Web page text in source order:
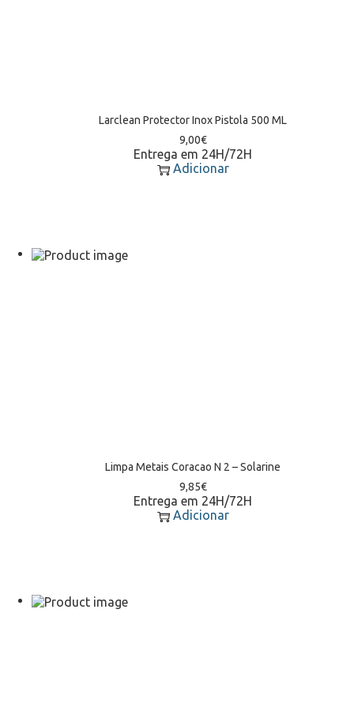
Larclean Protector Inox Pistola 500 ML
9,00€
Entrega em 24H/72H
Adicionar
Limpa Metais Coracao N 2 – Solarine
9,85€
Entrega em 24H/72H
Adicionar